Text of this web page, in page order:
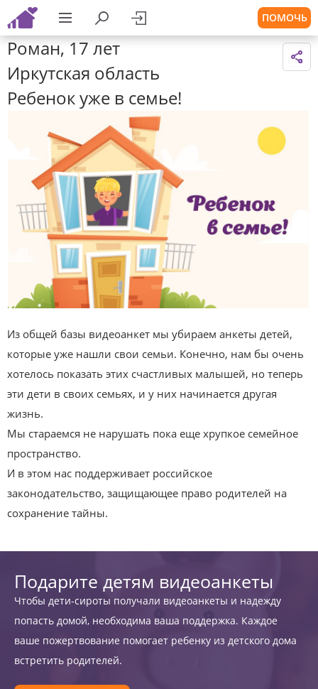
ПОМОЧЬ
Роман, 17 лет
Иркутская область
Ребенок уже в семье!
Из общей базы видеоанкет мы убираем анкеты детей,
которые уже нашли свои семьи. Конечно, нам бы очень
хотелось показать этих счастливых малышей, но теперь
эти дети в своих семьях, и у них начинается другая
жизнь.
Мы стараемся не нарушать пока еще хрупкое семейное
пространство.
И в этом нас поддерживает российское
законодательство, защищающее право родителей на
сохранение тайны.
Подарите детям видеоанкеты
Чтобы дети-сироты получали видеоанкеты и надежду
попасть домой, необходима ваша поддержка. Каждое
ваше пожертвование помогает ребенку из детского дома
встретить родителей.